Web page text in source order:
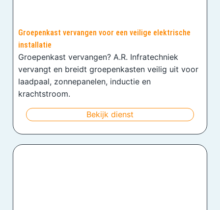
Groepenkast vervangen voor een veilige elektrische
installatie
Groepenkast vervangen? A.R. Infratechniek
vervangt en breidt groepenkasten veilig uit voor
laadpaal, zonnepanelen, inductie en
krachtstroom.
Bekijk dienst